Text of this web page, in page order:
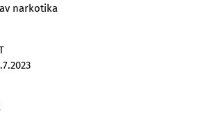
narkotika